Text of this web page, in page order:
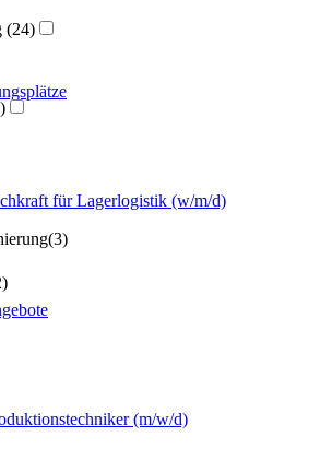
für Lagerlogistik (w/m/d)
(m/w/d)
(24)
(3)